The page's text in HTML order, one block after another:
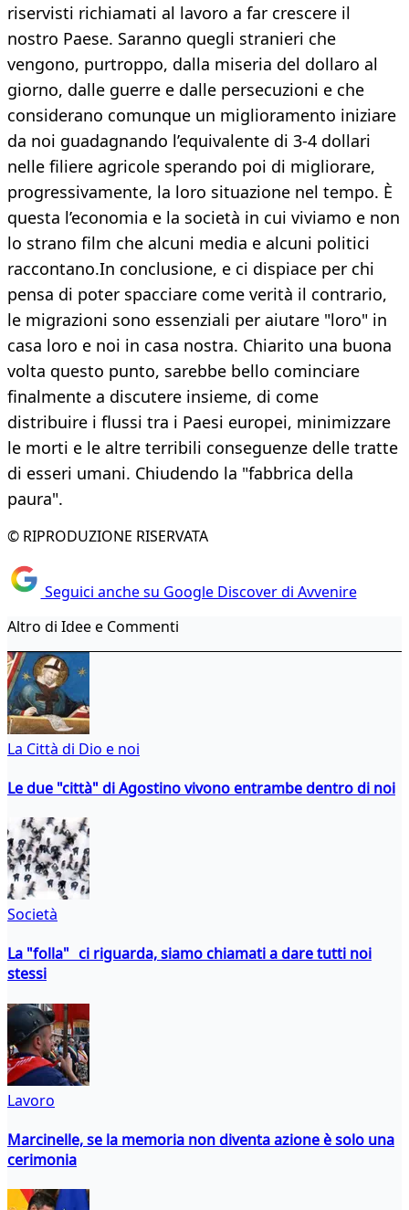
riservisti richiamati al lavoro a far crescere il
nostro Paese. Saranno quegli stranieri che
vengono, purtroppo, dalla miseria del dollaro al
giorno, dalle guerre e dalle persecuzioni e che
considerano comunque un miglioramento iniziare
da noi guadagnando l’equivalente di 3-4 dollari
nelle filiere agricole sperando poi di migliorare,
progressivamente, la loro situazione nel tempo. È
questa l’economia e la società in cui viviamo e non
lo strano film che alcuni media e alcuni politici
raccontano.In conclusione, e ci dispiace per chi
pensa di poter spacciare come verità il contrario,
le migrazioni sono essenziali per aiutare "loro" in
casa loro e noi in casa nostra. Chiarito una buona
volta questo punto, sarebbe bello cominciare
finalmente a discutere insieme, di come
distribuire i flussi tra i Paesi europei, minimizzare
le morti e le altre terribili conseguenze delle tratte
di esseri umani. Chiudendo la "fabbrica della
paura".
© RIPRODUZIONE RISERVATA
Seguici anche su Google Discover di Avvenire
Altro di Idee e Commenti
La Città di Dio e noi
Le due "città" di Agostino vivono entrambe dentro di noi
Società
La "folla" ci riguarda, siamo chiamati a dare tutti noi
stessi
Lavoro
Marcinelle, se la memoria non diventa azione è solo una
cerimonia